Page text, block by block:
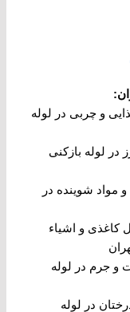
:
و چربی در لوله
در لوله بازکنی
مواد شوینده در
کاغذی و اشیاء
و جرم در لوله
در لوله